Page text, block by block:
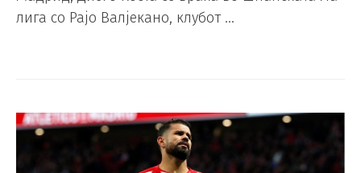
лига со Рајо Валјекано, клубот …